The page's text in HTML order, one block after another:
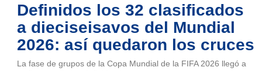
Definidos los 32 clasificados
a dieciseisavos del Mundial
2026: así quedaron los cruces
La fase de grupos de la Copa Mundial de la FIFA 2026 llegó a